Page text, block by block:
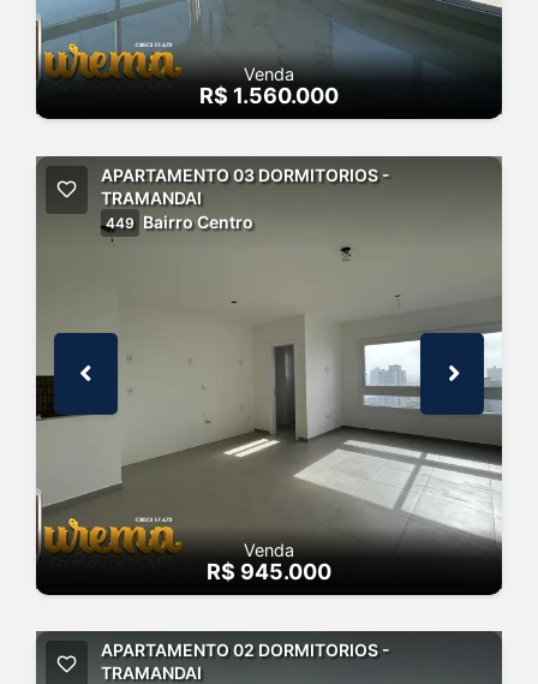
Venda
R$ 1.560.000
APARTAMENTO 03 DORMITORIOS -
TRAMANDAI
449 Bairro Centro
Venda
R$ 945.000
APARTAMENTO 02 DORMITORIOS -
TRAMANDAI